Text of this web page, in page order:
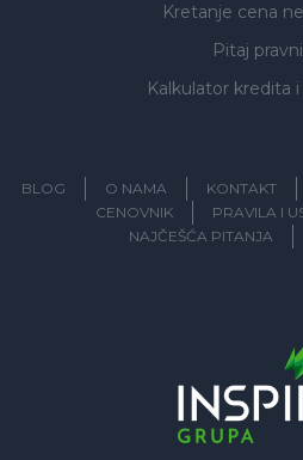
Kretanje cena
Pitaj
Kalkulator kredita
BLOG O NAMA KONTAKT
CENOVNIK
PRAVILA I
NAJČEŠĆA PITANJA